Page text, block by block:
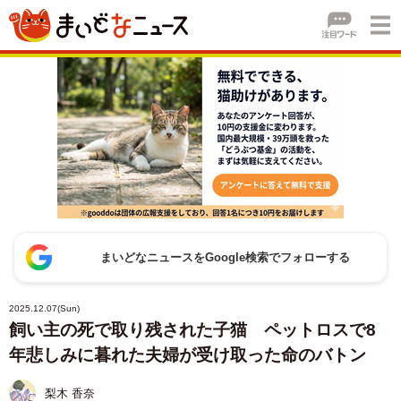
まいどなニュースをGoogle検索でフォローする
2025.12.07(Sun)
飼い主の死で取り残された子猫 ペットロスで8
年悲しみに暮れた夫婦が受け取った命のバトン
梨木 香奈